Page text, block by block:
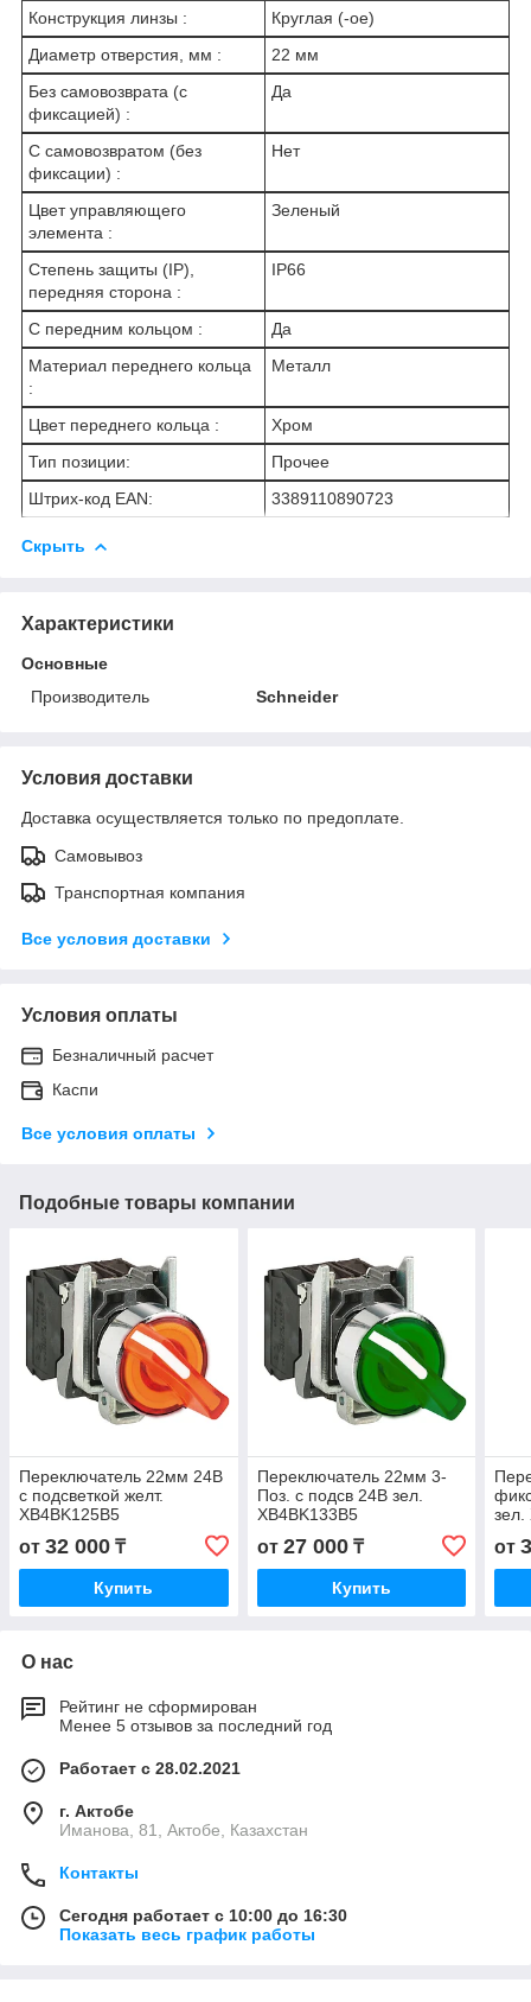
Конструкция линзы :
Круглая (-ое)
Диаметр отверстия, мм :
22 мм
Без самовозврата (с
фиксацией) :
Да
С самовозвратом (без
фиксации) :
Нет
Цвет управляющего
элемента :
Зеленый
Степень защиты (IP),
передняя сторона :
IP66
С передним кольцом :
Да
Материал переднего кольца
:
Металл
Цвет переднего кольца :
Хром
Тип позиции:
Прочее
Штрих-код EAN:
3389110890723
Скрыть
Характеристики
Основные
Производитель
Schneider
Условия доставки
Доставка осуществляется только по предоплате.
Самовывоз
Транспортная компания
Все условия доставки
Условия оплаты
Безналичный расчет
Каспи
Все условия оплаты
Подобные товары компании
Переключатель 22мм 24В
с подсветкой желт.
XB4BK125B5
от 32 000 ₸
Купить
Переключатель 22мм 3-
Поз. с подсв 24В зел.
XB4BK133B5
от 27 000₸
Купить
зел.
от
О нас
Рейтинг не сформирован
Менее 5 отзывов за последний год
Работает с 28.02.2021
г. Актобе
Иманова, 81, Актобе, Казахстан
Контакты
Сегодня работает с 10:00 до 16:30
Показать весь график работы